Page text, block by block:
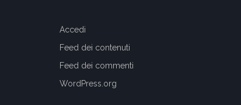
Accedi
Feed dei contenuti
Feed dei commenti
WordPress.org